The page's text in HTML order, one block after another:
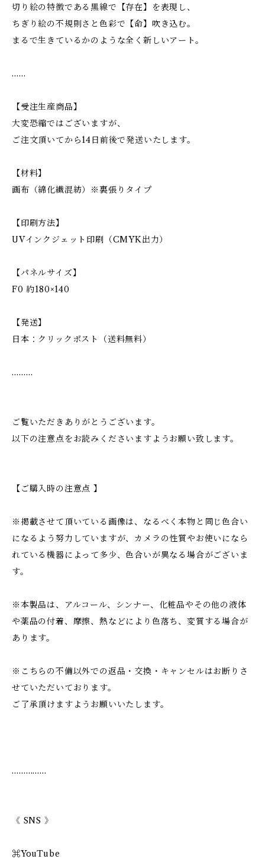
切り絵の特徴である黒線で【存在】を表現し、
ちぎり絵の不規則さと色彩で【命】吹き込む。
まるで生きているかのような全く新しいアート。
……
【受注生産商品】
大変恐縮ではございますが、
ご注文頂いてから14日前後で発送いたします。
【材料】
画布（綿化繊混紡）※裏張りタイプ
【印刷方法】
UVインクジェット印刷（CMYK出力）
【パネルサイズ】
F0 約180×140
【発送】
日本：クリックポスト（送料無料）
………
ご覧いただきありがとうございます。
以下の注意点をお読みくださいますようお願い致します。
【ご購入時の注意点 】
※掲載させて頂いている画像は、なるべく本物と同じ色合い
になるよう努力していますが、カメラの性質やお使いになら
れている機器によって多少、色合いが異なる場合がございま
す。
※本製品は、アルコール、シンナー、化粧品やその他の液体
や薬品の付着、摩擦、熱などにより色落ち、変質する場合が
あります。
※こちらの不備以外での返品・交換・キャンセルはお断りさ
せていただいております。
ご了承頂けますようお願いいたします。
……………
《 SNS 》
⌘YouTube